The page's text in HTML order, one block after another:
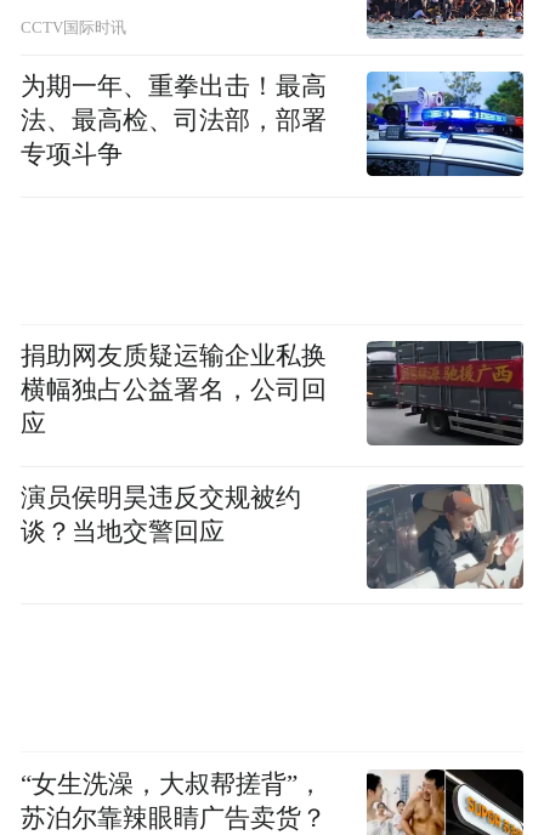
场景
“我们的机器人出海一方面是依托链主企业做
务增长会达到300%。”南京景曜智能科技有
限公司副总经理吴梦颖表示。
为如此热气腾腾的南京点赞！
CCTV国际时讯
为期一年、重拳出击！最高
法、最高检、司法部，部署
专项斗争
捐助网友质疑运输企业私换
横幅独占公益署名，公司回
应
演员侯明昊违反交规被约
谈？当地交警回应
“女生洗澡，大叔帮搓背”，
苏泊尔靠辣眼睛广告卖货？